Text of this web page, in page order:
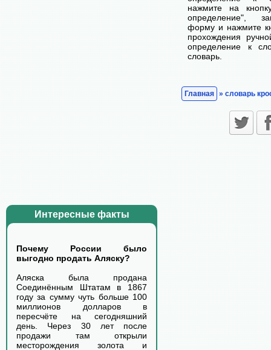
Интересные факты
Почему России было
выгодно продать Аляску?
Аляска была продана
Соединённым Штатам в 1867
году за сумму чуть больше 100
миллионов долларов в
пересчёте на сегодняшний
день. Через 30 лет после
продажи там открыли
месторождения золота и
нажмите на
определение",
форму и нажмите
прохождения
определение к
словарь.
Главная » словарь